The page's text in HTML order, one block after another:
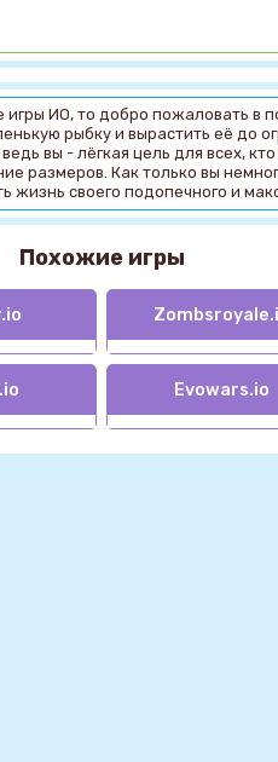
игры ИО, то добро пожаловать в
рыбку и вырастить её до
вы - лёгкая цель для всех,
размеров. Как только вы
жизнь своего подопечного и
Похожие игры
Evowars.io